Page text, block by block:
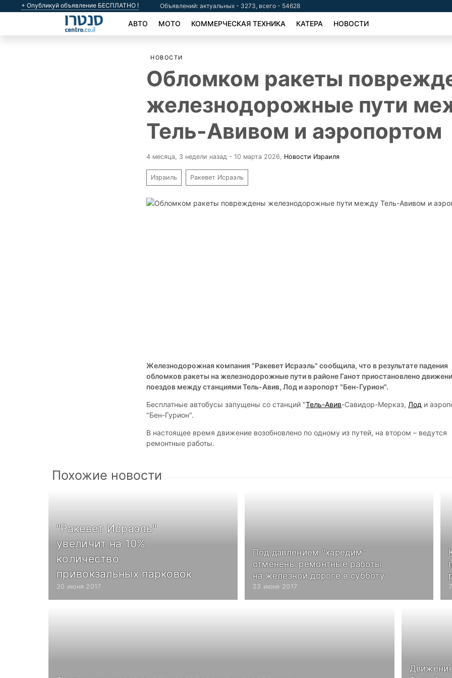
+ Опубликуй объявление БЕСПЛАТНО ! Объявлений: актуальных - 3273, всего - 54628
АВТО МОТО КОММЕРЧЕСКАЯ ТЕХНИКА КАТЕРА НОВОСТИ
НОВОСТИ
Обломком ракеты
железнодорожные пути
Тель-Авивом и аэропортом
4 месяца, 3 недели назад - 10 марта 2026 Новости Израиля
Израиль Ракевет Исраэль
Железнодорожная компания "Ракевет Исраэль" сообщила, что в результате падения
обломков ракеты на железнодорожные пути в районе Ганот приостановлено
поездов между станциями Тель-Авив, Лод и аэропорт "Бен-Гурион".
Бесплатные автобусы запущены со станций "Тель-Авив-Савидор-Мерказ,Лод и
"Бен-Гурион".
В настоящее время движение возобновлено по одному из путей, на втором – ведутся
ремонтные работы.
Похожие новости
"Ракевет Исраэль"
увеличит на 10%
количество
привокзальных парковок
20 июня 2017
Под давлением "харедим"
отменены ремонтные работы
на железной дороге в субботу
23 июня 2017